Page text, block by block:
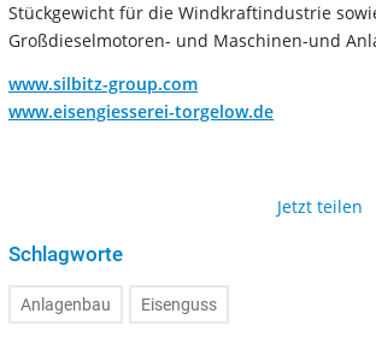
Stückgewicht für die Windkraftindustrie
Großdieselmotoren- und Maschinen-und
www.silbitz-group.com
www.eisengiesserei-torgelow.de
Jetzt teilen
Schlagworte
Anlagenbau Eisenguss